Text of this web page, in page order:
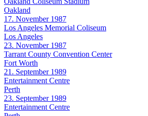
Oakland
17. November 1987
Los Angeles Memorial Coliseum
Los Angeles
23. November 1987
Tarrant County Convention Center
Fort Worth
21. September 1989
Entertainment Centre
Perth
23. September 1989
Entertainment Centre